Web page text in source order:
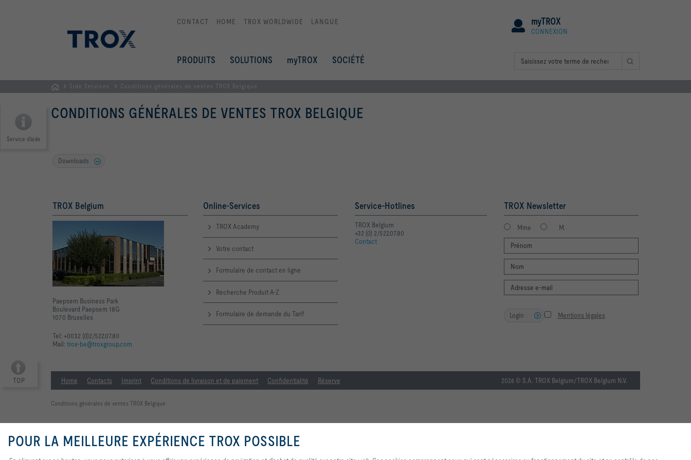
CONTACT HOME TROX WORLDWIDE LANGUE myTROX
CONNEXION
PRODUITS SOLUTIONS myTROX SOCIÉTÉ
d'accueil
Side Services Conditions générales de ventes TROX Belgique
Service d'aide
CONDITIONS GÉNÉRALES DE VENTES TROX BELGIQUE
Downloads
TROX Belgium
Paepsem Business Park
Boulevard Paepsem 18G
1070 Bruxelles
Tel: +0032 (0)2/522.07.80
Mail: trox-be@troxgroup.com
Online-Services
TROX Academy
Votre contact
Formulaire de contact en ligne
Recherche Produit A-Z
Formulaire de demande du Tarif
Service-Hotlines
TROX Belgium
+32 (0) 2/522.07.80
Contact
TROX Newsletter
Mme M.
Mentions légales
Login
Home Contacts Imprint Conditions de livraison et de paiement Confidentialité Réserve 2026 © S.A. TROX Belgium/TROX Belgium N.V.
Conditions générales de ventes TROX Belgique
TOP
En cliquant sur ce bouton, vous nous autorisez à vous offrir une expérience de navigation et d'achat de
POUR LA MEILLEURE EXPÉRIENCE TROX POSSIBLE